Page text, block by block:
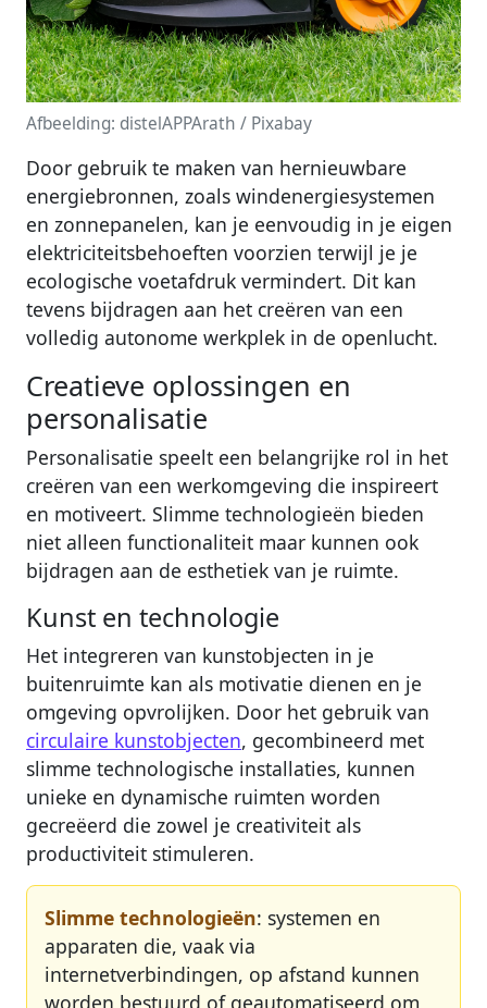
Afbeelding: distelAPPArath / Pixabay
Door gebruik te maken van hernieuwbare
energiebronnen, zoals windenergiesystemen
en zonnepanelen, kan je eenvoudig in je eigen
elektriciteitsbehoeften voorzien terwijl je je
ecologische voetafdruk vermindert. Dit kan
tevens bijdragen aan het creëren van een
volledig autonome werkplek in de openlucht.
Creatieve oplossingen en
personalisatie
Personalisatie speelt een belangrijke rol in het
creëren van een werkomgeving die inspireert
en motiveert. Slimme technologieën bieden
niet alleen functionaliteit maar kunnen ook
bijdragen aan de esthetiek van je ruimte.
Kunst en technologie
Het integreren van kunstobjecten in je
buitenruimte kan als motivatie dienen en je
omgeving opvrolijken. Door het gebruik van
circulaire kunstobjecten, gecombineerd met
slimme technologische installaties, kunnen
unieke en dynamische ruimten worden
gecreëerd die zowel je creativiteit als
productiviteit stimuleren.
Slimme technologieën: systemen en
apparaten die, vaak via
internetverbindingen, op afstand kunnen